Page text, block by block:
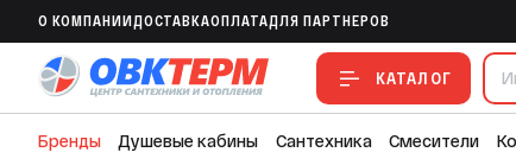
O КОМПАНИИ ДОСТАВКАОПЛАТАДЛЯ ПАРТНЕРОВ
КАТАЛОГ
Бренды Душевые кабины Сантехника Смесители
Мойка HOFFGER 5848-L SATIN /
В ИЗБРАННОЕ В СРАВНЕНИЕ В СМЕТУ